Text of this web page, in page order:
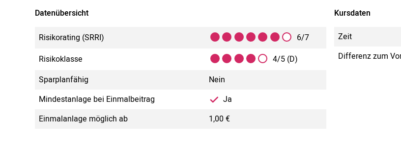
Datenübersicht
Risikorating (SRRI)
6/7
Risikoklasse
4/5 (D)
Sparplanfähig
Nein
Mindestanlage bei Einmalbeitrag
Ja
Einmalanlage möglich ab
1,00 €
Kursdaten
Zeit
Differenz zum